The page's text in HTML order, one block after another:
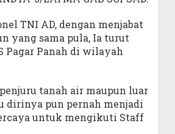
TNI AD, dengan menjabat
yang sama pula, Ia turut
Pagar Panah di wilayah
tanah air maupun luar
dirinya pun pernah menjadi
untuk mengikuti Staff